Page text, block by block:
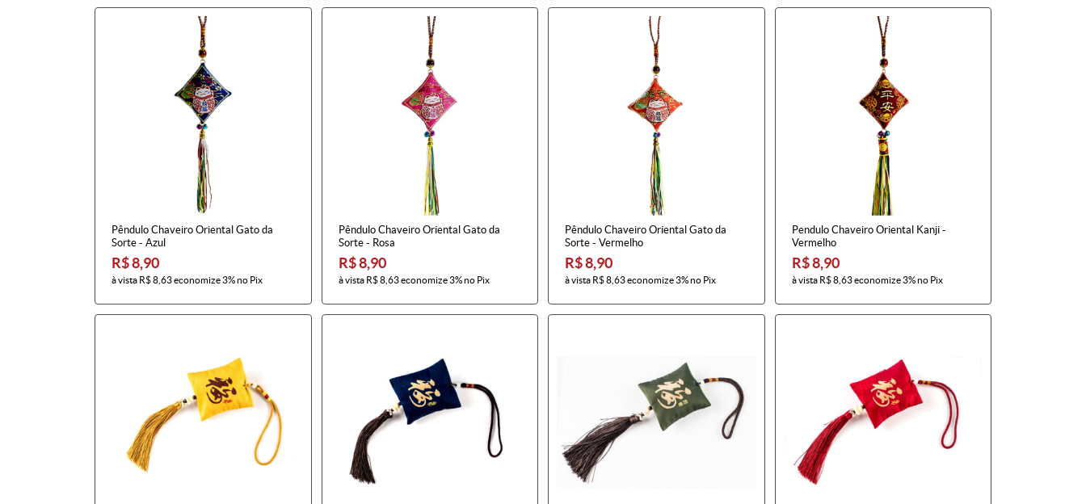
Pêndulo Chaveiro Oriental Gato da
Sorte - Azul
R$ 8,90
à vista R$ 8,63economize3%no Pix
Pêndulo Chaveiro Oriental Gato da
Sorte - Rosa
R$ 8,90
à vista R$ 8,63economize3%no Pix
Pêndulo Chaveiro Oriental Gato da
Sorte - Vermelho
R$ 8,90
à vista R$ 8,63economize3%no Pix
Pendulo Chaveiro Oriental Kanji -
Vermelho
R$ 8,90
à vista R$ 8,63economize3%no Pix